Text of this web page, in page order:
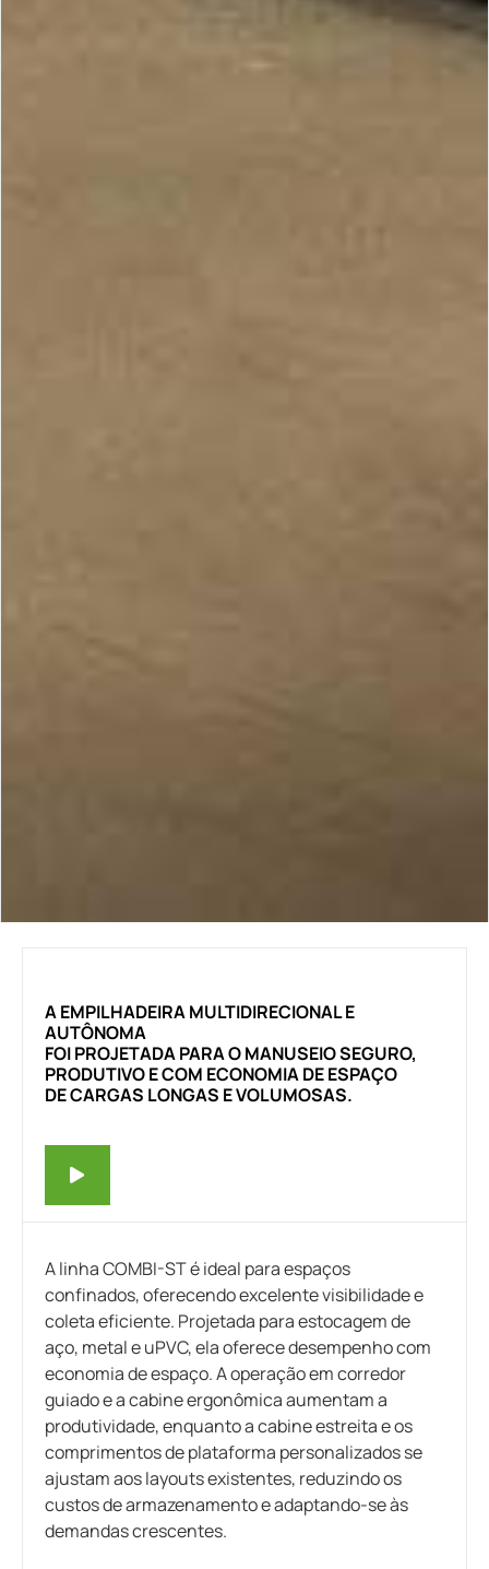
A EMPILHADEIRA MULTIDIRECIONAL E
AUTÔNOMA
FOI PROJETADA PARA O MANUSEIO SEGURO,
PRODUTIVO E COM ECONOMIA DE ESPAÇO
DE CARGAS LONGAS E VOLUMOSAS.
A linha COMBI-ST é ideal para espaços
confinados, oferecendo excelente visibilidade e
coleta eficiente. Projetada para estocagem de
aço, metal e uPVC, ela oferece desempenho com
economia de espaço. A operação em corredor
guiado e a cabine ergonômica aumentam a
produtividade, enquanto a cabine estreita e os
comprimentos de plataforma personalizados se
ajustam aos layouts existentes, reduzindo os
custos de armazenamento e adaptando-se às
demandas crescentes.